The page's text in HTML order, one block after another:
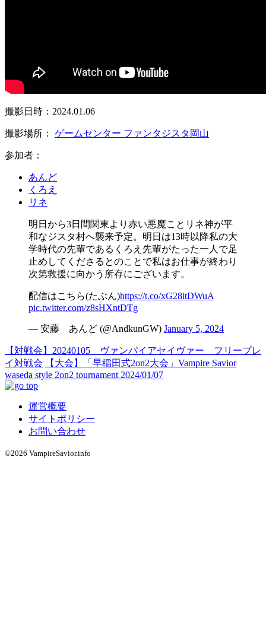
撮影日時：2024.01.06
撮影場所： ゲームセンター ファンタジスタ岡山
参加者：
あんど
くろえ
リネ
明日から3日間関東より赤い悪魔ことリネ神が平
和なジスタ村へ襲来予定。明日は13時以降私の大
学時代の先輩であるくろえ先輩がたった一人で足
止めしてくださるとのことで私はお仕事が終わり
次第救援に向かう所存にございます。
配信はこちら(たぶん)https://t.co/xG28itDWuA
pic.twitter.com/z8sHXntDTg
— 安藤 あんど (@AndkunGW) January 5, 2024
【対戦会】20240105 ヴァンパイアセイヴァー フリープレ
イ対戦会
【大会】「早稲田式2on2大会」Vampire Savior
waseda style 2on2 tournament 2024/01/07
運営概要
サイトポリシー
お問い合わせ
©2026 VampireSavior.info